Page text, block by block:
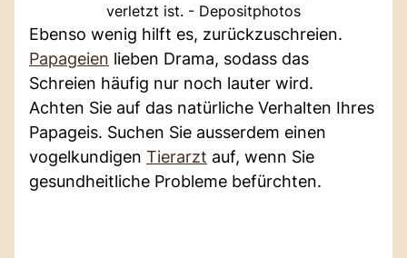
verletzt ist. - Depositphotos
Ebenso wenig hilft es, zurückzuschreien.
Papageien lieben Drama, sodass das
Schreien häufig nur noch lauter wird.
Achten Sie auf das natürliche Verhalten Ihres
Papageis. Suchen Sie ausserdem einen
vogelkundigen Tierarzt auf, wenn Sie
gesundheitliche Probleme befürchten.